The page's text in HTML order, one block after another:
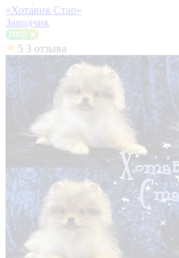
«Хота́вик Стар»
Заводчик
5 3 отзыва